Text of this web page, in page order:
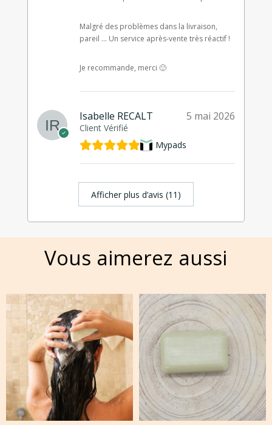
Malgré des problèmes dans la livraison,
pareil … Un service après-vente très réactif !
Je recommande, merci 🙂
Isabelle RECALT
Client Vérifié
5 mai 2026
Mypads
Afficher plus d‘avis (11)
Vous aimerez aussi